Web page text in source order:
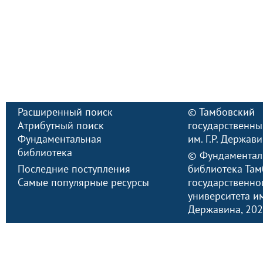
Расширенный поиск
Атрибутный поиск
Фундаментальная
библиотека
Последние поступления
Самые популярные ресурсы
© Тамбовский
им. Г.Р.
©
библиотека
университета
Державина,